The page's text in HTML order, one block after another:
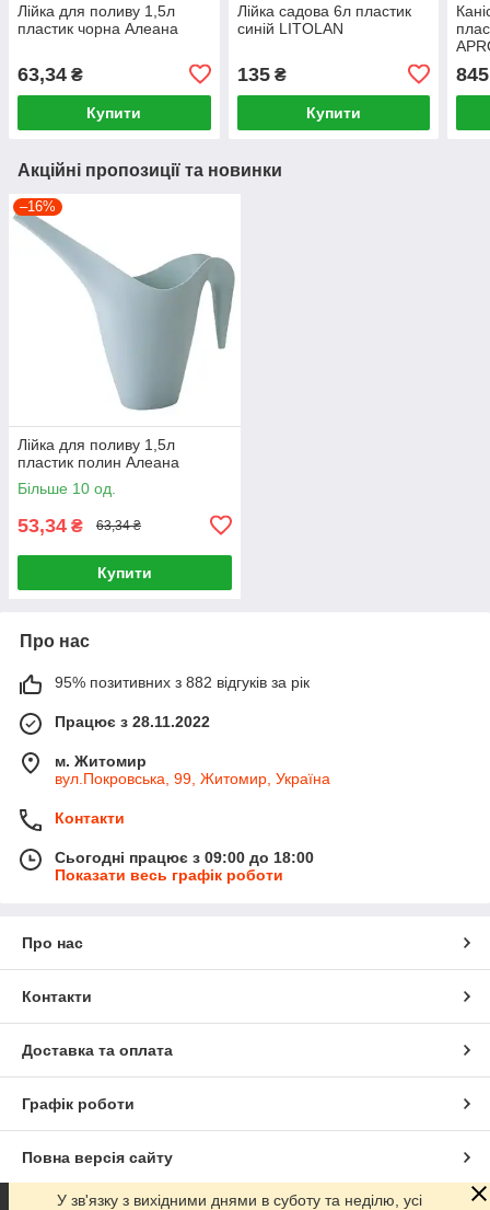
Лійка для поливу 1,5л
пластик чорна Алеана
63,34 ₴
Купити
Лійка садова 6л пластик
синій LITOLAN
135₴
Купити
Акційні пропозиції та новинки
–16%
Лійка для поливу 1,5л
пластик полин Алеана
Більше 10 од.
53,34 ₴ 63,34 ₴
Купити
Про нас
95% позитивних з 882 відгуків за рік
Працює з 28.11.2022
м. Житомир
вул.Покровська, 99, Житомир, Україна
Контакти
Сьогодні працює з 09:00 до 18:00
Показати весь графік роботи
Про нас
Контакти
Доставка та оплата
Графік роботи
Повна версія сайту
У зв'язку з вихідними днями в суботу та неділю, усі